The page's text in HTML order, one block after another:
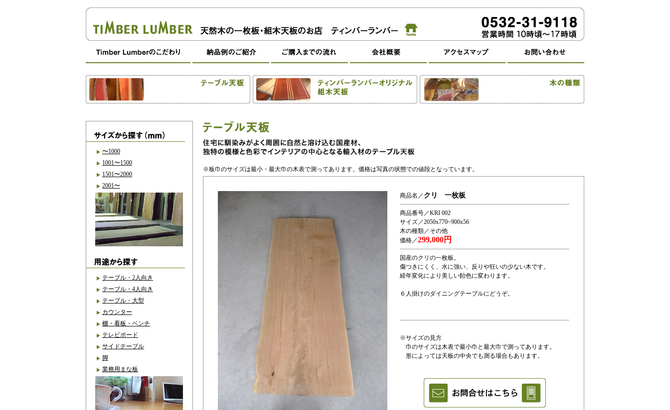
〜1000
1001〜1500
1501〜2000
2001〜
テーブル・2人向き
テーブル・4人向き
テーブル・大型
カウンター
棚・看板・ベンチ
テレビボード
サイドテーブル
脚
業務用まな板
※板巾のサイズは最小・最大巾の木表で測ってあります。価格は写真の状態での値段となっています。
商品名／ クリ 一枚板
商品番号／KRI 002
サイズ／2050x770~900x56
木の種類／その他
価格／299,000円
国産のクリの一枚板。
傷つきにくく、水に強い、反りや狂いの少ない木です。
経年変化により美しい飴色に変わります。
６人掛けのダイニングテーブルにどうぞ。
※サイズの見方
巾のサイズは木表で最小巾と最大巾で測ってあります。
形によっては天板の中央でも測る場合もあります。